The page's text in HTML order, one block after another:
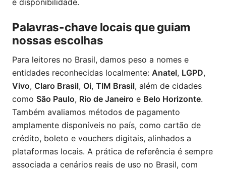
e disponibilidade.
Palavras-chave locais que guiam
nossas escolhas
Para leitores no Brasil, damos peso a nomes e
entidades reconhecidas localmente: Anatel, LGPD,
Vivo, Claro Brasil, Oi, TIM Brasil, além de cidades
como São Paulo, Rio de Janeiro e Belo Horizonte.
Também avaliamos métodos de pagamento
amplamente disponíveis no país, como cartão de
crédito, boleto e vouchers digitais, alinhados a
plataformas locais. A prática de referência é sempre
associada a cenários reais de uso no Brasil, com